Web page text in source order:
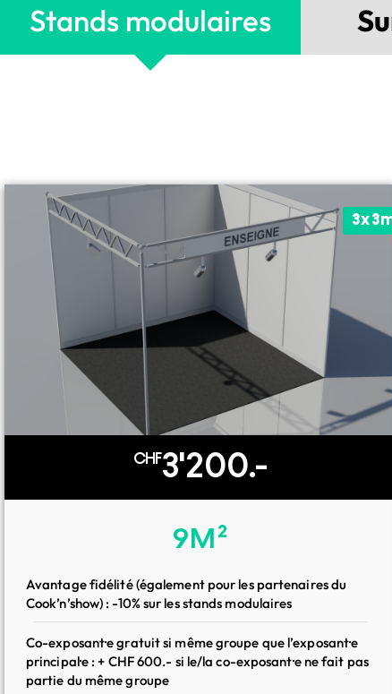
Stands modulaires
CHF3'200.-
9M²
Avantage fidélité (également pour les partenaires du
Cook’n’show) : -10% sur les stands modulaires
Co-exposant·e gratuit si même groupe que l’exposant·e
principal·e : + CHF 600.- si le/la co-exposant·e ne fait pas
partie du même groupe
Inclus avec votre stand
Pack essential
salon, avec la possibilité d’indiquer les coordonnées d’une
personne de contact ainsi qu’un lien de redirection vers
votre site
Maintien de votre visibilité dans la liste des exposant·es
en ligne après l’événement